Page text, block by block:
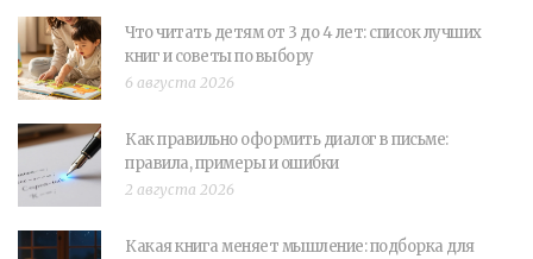
Что читать детям от 3 до 4 лет: список лучших
книг и советы по выбору
6 августа 2026
Как правильно оформить диалог в письме:
правила, примеры и ошибки
2 августа 2026
Какая книга меняет мышление: подборка для